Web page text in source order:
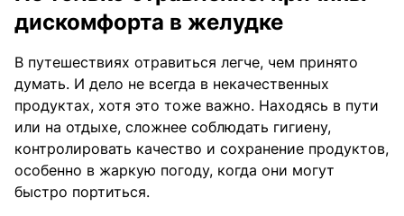
дискомфорта в желудке
В путешествиях отравиться легче, чем принято
думать. И дело не всегда в некачественных
продуктах, хотя это тоже важно. Находясь в пути
или на отдыхе, сложнее соблюдать гигиену,
контролировать качество и сохранение продуктов,
особенно в жаркую погоду, когда они могут
быстро портиться.